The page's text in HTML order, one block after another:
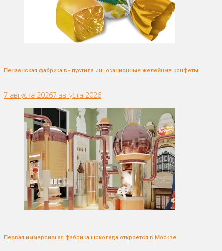
Пензенская фабрика выпустила инновационные желейные конфеты
7 августа 20267 августа 2026
Первая иммерсивная фабрика шоколада откроется в Москве